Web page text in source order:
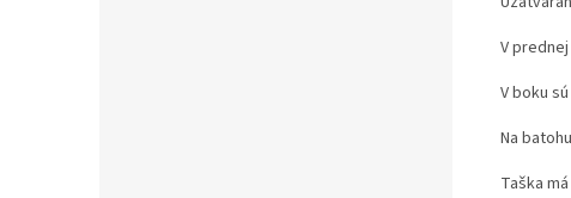
V
V boku
Na
Taška